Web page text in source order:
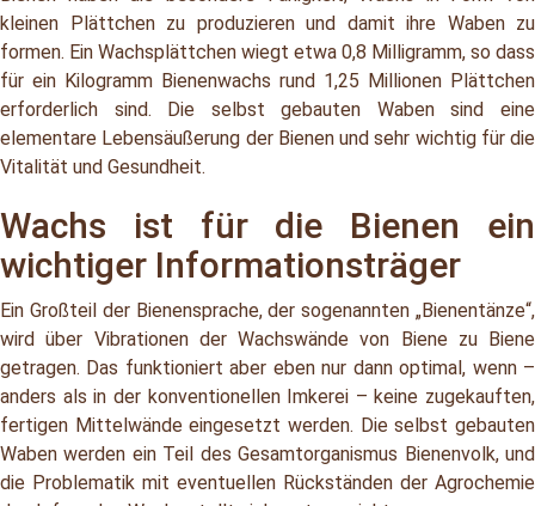
kleinen Plättchen zu produzieren und damit ihre Waben zu
formen. Ein Wachsplättchen wiegt etwa 0,8 Milligramm, so dass
für ein Kilogramm Bienenwachs rund 1,25 Millionen Plättchen
erforderlich sind. Die selbst gebauten Waben sind eine
elementare Lebensäußerung der Bienen und sehr wichtig für die
Vitalität und Gesundheit.
Wachs ist für die Bienen ein
wichtiger Informationsträger
Ein Großteil der Bienensprache, der sogenannten „Bienentänze“,
wird über Vibrationen der Wachswände von Biene zu Biene
getragen. Das funktioniert aber eben nur dann optimal, wenn –
anders als in der konventionellen Imkerei – keine zugekauften,
fertigen Mittelwände eingesetzt werden. Die selbst gebauten
Waben werden ein Teil des Gesamtorganismus Bienenvolk, und
die Problematik mit eventuellen Rückständen der Agrochemie